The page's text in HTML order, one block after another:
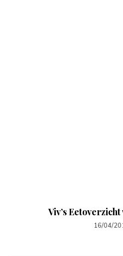
Viv’s Eetoverzicht
16/04/